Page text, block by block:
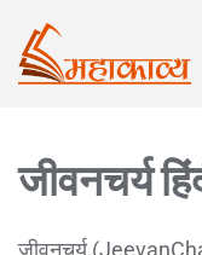
जीवनचर्य